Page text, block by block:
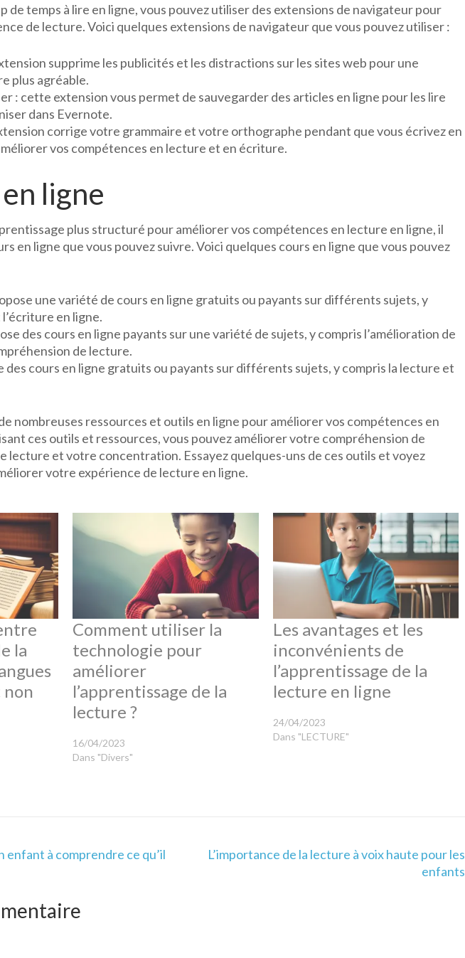
de temps à lire en ligne, vous pouvez utiliser des extensions de navigateur pour
de lecture. Voici quelques extensions de navigateur que vous pouvez utiliser :
supprime les publicités et les distractions sur les sites web pour une
plus agréable.
: cette extension vous permet de sauvegarder des articles en ligne pour les lire
dans Evernote.
corrige votre grammaire et votre orthographe pendant que vous écrivez en
vos compétences en lecture et en écriture.
ligne
plus structuré pour améliorer vos compétences en lecture en ligne, il
en ligne que vous pouvez suivre. Voici quelques cours en ligne que vous pouvez
une variété de cours en ligne gratuits ou payants sur différents sujets, y
en ligne.
des cours en ligne payants sur une variété de sujets, y compris l’amélioration de
de lecture.
des cours en ligne gratuits ou payants sur différents sujets, y compris la lecture et
nombreuses ressources et outils en ligne pour améliorer vos compétences en
ces outils et ressources, vous pouvez améliorer votre compréhension de
lecture et votre concentration. Essayez quelques-uns de ces outils et voyez
votre expérience de lecture en ligne.
la
Comment utiliser la
technologie pour
améliorer
l’apprentissage de la
lecture ?
16/04/2023
Dans "Divers"
Les avantages et les
inconvénients de
l’apprentissage de la
lecture en ligne
24/04/2023
Dans "LECTURE"
enfant à comprendre ce qu’il
L’importance de la lecture à voix haute pour les
enfants